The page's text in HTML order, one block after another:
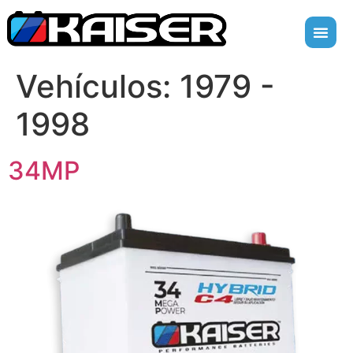
Vehículos: 1979 -
1998
34MP